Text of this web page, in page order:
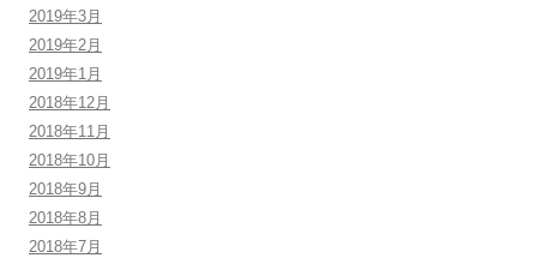
2019年3月
2019年2月
2019年1月
2018年12月
2018年11月
2018年10月
2018年9月
2018年8月
2018年7月